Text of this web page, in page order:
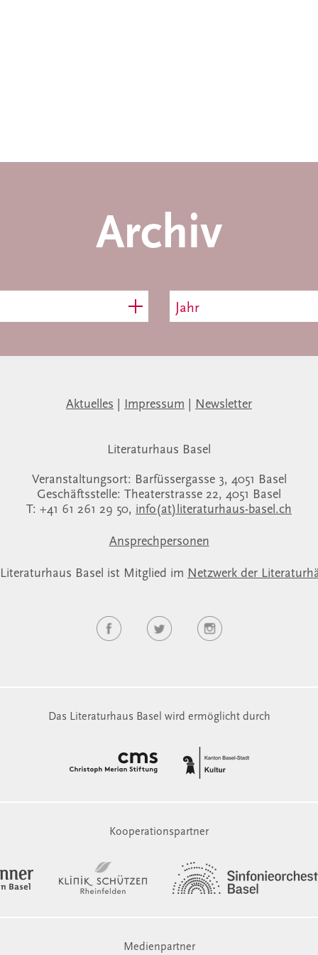
Archiv
Jahr
Aktuelles Impressum Newsletter
Literaturhaus Basel
Veranstaltungsort: Barfüssergasse 3, 4051 Basel
Geschäftsstelle: Theaterstrasse 22, 4051 Basel
T: +41 61 261 29 50, info(at)literaturhaus-basel.ch
Ansprechpersonen
Basel ist Mitglied im Netzwerk der
Das Literaturhaus Basel wird ermöglicht durch
Kooperationspartner
Medienpartner